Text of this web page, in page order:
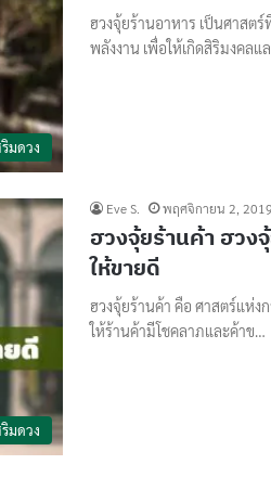
มดวง
ฮวงจุ้ยร้านอาหาร เป็นศาสต
พลังงาน เพื่อให้เกิดสิริมงคลแ
มดวง
Eve S. พฤศจิกายน 2, 2019
ฮวงจุ้ยร้านค้า ฮวง
ให้ขายดี
ฮวงจุ้ยร้านค้า คือ ศาสตร์แห่ง
ให้ร้านค้ามีโชคลาภและค้าข…